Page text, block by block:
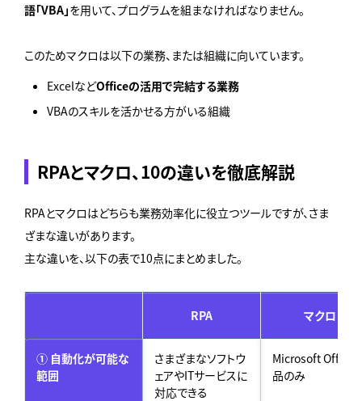
語「VBA」を用いて、プログラムを組まなければなりません。
このためマクロは以下の業務、または組織に向いています。
ExcelなどOfficeの活用で完結する業務
VBAのスキルを活かせる方がいる組織
RPAとマクロ、10の違いを徹底解説
RPAとマクロはどちらも業務効率化に役立つツールですが、さま
ざまな違いがあります。
主な違いを、以下の表で10点にまとめました。
RPA マクロ
① 自動化が可能な
範囲
さまざまなソフトウ
ェアやITサービスに
対応できる
Microsoft Office
品のみ